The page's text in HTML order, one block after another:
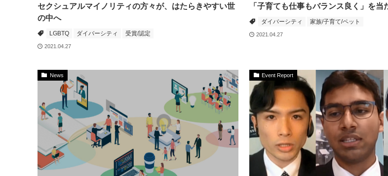
セクシュアルマイノリティの方々が、はたらきやすい世
の中へ
LGBTQ ダイバーシティ 受賞/認定
2021.04.27
「子育ても仕事もバランス良く」を当
ダイバーシティ 家族/子育て/ペット
2021.04.27
News Event Report